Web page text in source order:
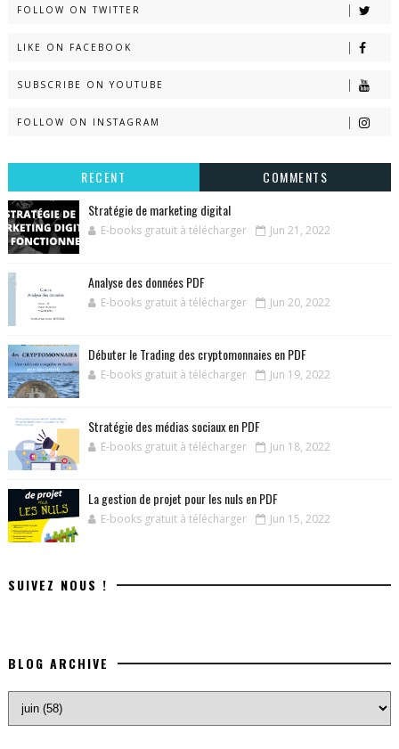
FOLLOW ON TWITTER
LIKE ON FACEBOOK
SUBSCRIBE ON YOUTUBE
FOLLOW ON INSTAGRAM
RECENT
COMMENTS
Stratégie de marketing digital
E-books gratuit à télécharger Jun 21, 2022
Analyse des données PDF
E-books gratuit à télécharger Jun 20, 2022
Débuter le Trading des cryptomonnaies en PDF
E-books gratuit à télécharger Jun 19, 2022
Stratégie des médias sociaux en PDF
E-books gratuit à télécharger Jun 18, 2022
La gestion de projet pour les nuls en PDF
E-books gratuit à télécharger Jun 15, 2022
SUIVEZ NOUS !
BLOG ARCHIVE